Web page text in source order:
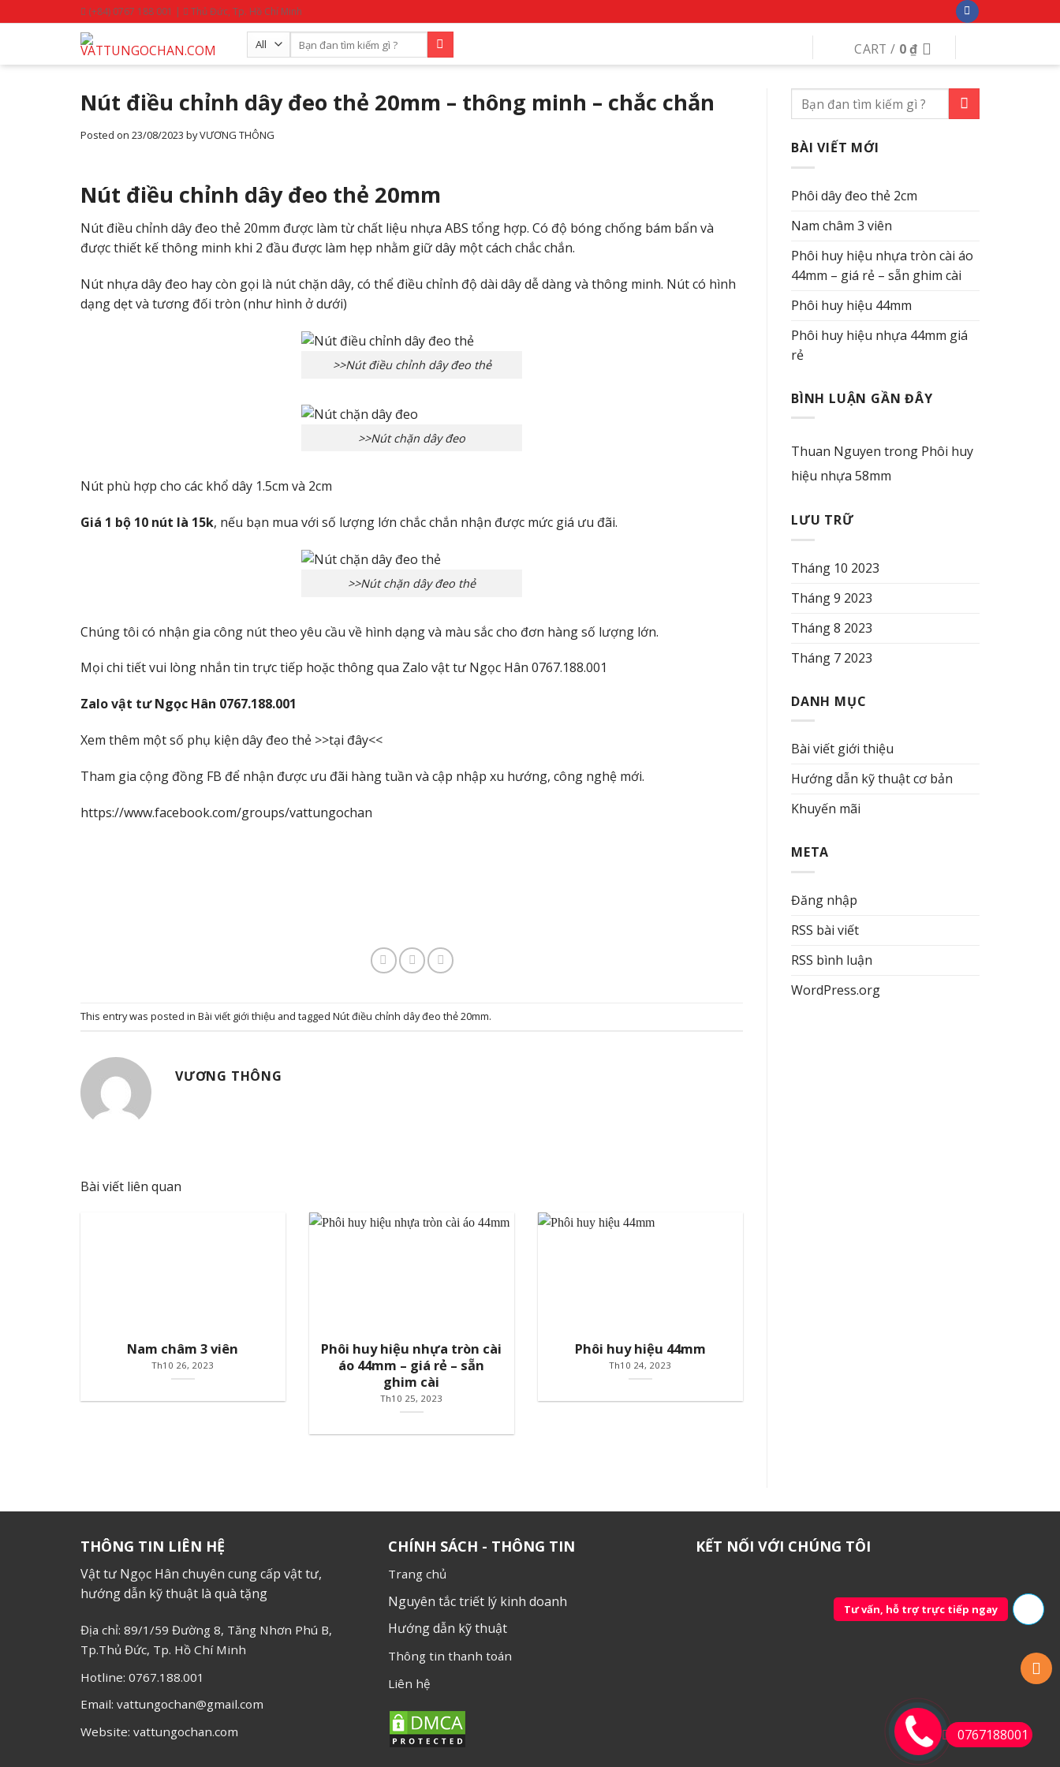
to
(+84) 0767 188 001 | Thủ Đức, Tp. Hồ Chí Minh
for:
CART / 0₫
Nút điều chỉnh dây đeo thẻ 20mm – thông minh – chắc chắn
Posted on 23/08/2023 byVƯƠNG THÔNG
Nút điều chỉnh dây đeo thẻ 20mm
Nút điều chỉnh dây đeo thẻ 20mm được làm từ chất liệu nhựa ABS tổng hợp. Có độ bóng chống bám bẩn và
được thiết kế thông minh khi 2 đầu được làm hẹp nhằm giữ dây một cách chắc chắn.
Nút nhựa dây đeo hay còn gọi là nút chặn dây, có thể điều chỉnh độ dài dây dễ dàng và thông minh. Nút có hình
dạng dẹt và tương đối tròn (như hình ở dưới)
>>Nút điều chỉnh dây đeo thẻ
>>Nút chặn dây đeo
Nút phù hợp cho các khổ dây 1.5cm và 2cm
Giá 1 bộ 10 nút là 15k, nếu bạn mua với số lượng lớn chắc chắn nhận được mức giá ưu đãi.
>>Nút chặn dây đeo thẻ
Chúng tôi có nhận gia công nút theo yêu cầu về hình dạng và màu sắc cho đơn hàng số lượng lớn.
Mọi chi tiết vui lòng nhắn tin trực tiếp hoặc thông qua Zalo vật tư Ngọc Hân 0767.188.001
Zalo vật tư Ngọc Hân 0767.188.001
Xem thêm một số phụ kiện dây đeo thẻ >>tại đây<<
Tham gia cộng đồng FB để nhận được ưu đãi hàng tuần và cập nhập xu hướng, công nghệ mới.
https://www.facebook.com/groups/vattungochan
This entry was posted in Bài viết giới thiệu and tagged Nút điều chỉnh dây đeo thẻ 20mm.
VƯƠNG THÔNG
Bài viết liên quan
Nam châm 3 viên
Th10 26, 2023
Phôi huy hiệu nhựa tròn cài
áo 44mm – giá rẻ – sẵn
ghim cài
Th10 25, 2023
Phôi huy hiệu 44mm
Th10 24, 2023
BÀI VIẾT MỚI
Phôi dây đeo thẻ 2cm
Nam châm 3 viên
Phôi huy hiệu nhựa tròn cài áo
44mm – giá rẻ – sẵn ghim cài
Phôi huy hiệu 44mm
Phôi huy hiệu nhựa 44mm giá
rẻ
BÌNH LUẬN GẦN ĐÂY
Thuan Nguyen trong Phôi huy
hiệu nhựa 58mm
LƯU TRỮ
Tháng 10 2023
Tháng 9 2023
Tháng 8 2023
Tháng 7 2023
DANH MỤC
Bài viết giới thiệu
Hướng dẫn kỹ thuật cơ bản
Khuyến mãi
META
Đăng nhập
RSS bài viết
RSS bình luận
WordPress.org
THÔNG TIN LIÊN HỆ
Vật tư Ngọc Hân chuyên cung cấp vật tư,
hướng dẫn kỹ thuật là quà tặng
Địa chỉ: 89/1/59 Đường 8, Tăng Nhơn Phú B,
Tp.Thủ Đức, Tp. Hồ Chí Minh
Hotline: 0767.188.001
Email: vattungochan@gmail.com
Website: vattungochan.com
CHÍNH SÁCH - THÔNG TIN
Trang chủ
Nguyên tắc triết lý kinh doanh
Hướng dẫn kỹ thuật
Thông tin thanh toán
Liên hệ
KẾT NỐI VỚI CHÚNG TÔI
0767188001
Tư vấn, hỗ trợ trực tiếp ngay